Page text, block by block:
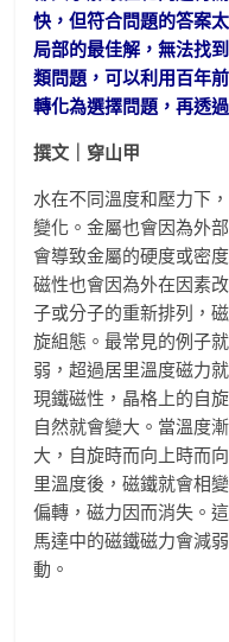
快，但符合問題的答案
局部的最佳解，無法找
類問題，可以利用百年
轉化為選擇問題，再透
撰文｜穿山甲
水在不同溫度和壓力下
變化。金屬也會因為外
會導致金屬的硬度或密
磁性也會因為外在因素
子或分子的重新排列，
旋組態。最常見的例子
弱，超過居里溫度磁力
現鐵磁性，晶格上的自
自然就會變大。當溫度
大，自旋時而向上時而
里溫度後，磁鐵就會相
偏轉，磁力因而消失。
馬達中的磁鐵磁力會減
動。